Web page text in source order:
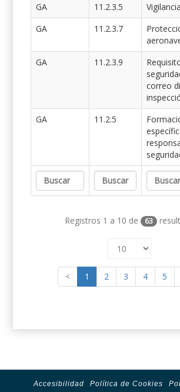
GA
11.2.3.5
GA
11.2.3.7
GA
11.2.3.9
correo
GA
11.2.5
Registros 1 a 10 de 63
< 1 2 3 4 5
Accesibilidad Política de Cookies